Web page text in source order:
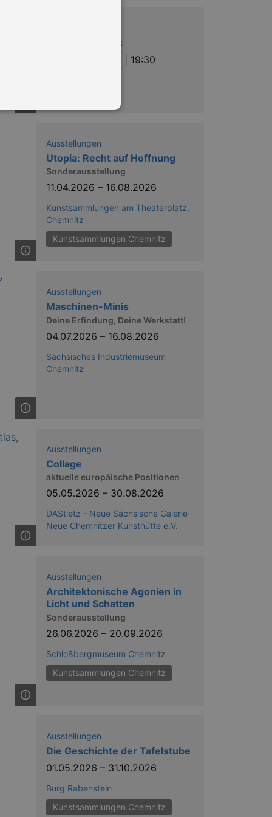
13. Abendmusik
06.08.2026 | 19:30
Ausstellungen
Utopia: Recht auf Hoffnung
Sonderausstellung
11.04.2026 – 16.08.2026
Kunstsammlungen am Theaterplatz,
Chemnitz
Kunstsammlungen Chemnitz
Ausstellungen
Maschinen-Minis
Deine Erfindung, Deine Werkstatt!
04.07.2026 – 16.08.2026
Sächsisches Industriemuseum
Chemnitz
Ausstellungen
Collage
aktuelle europäische Positionen
05.05.2026 – 30.08.2026
DAStietz - Neue Sächsische Galerie -
Neue Chemnitzer Kunsthütte e.V.
Ausstellungen
Architektonische Agonien in
Licht und Schatten
Sonderausstellung
26.06.2026 – 20.09.2026
Schloßbergmuseum Chemnitz
Kunstsammlungen Chemnitz
Ausstellungen
Die Geschichte der Tafelstube
01.05.2026 – 31.10.2026
Burg Rabenstein
Kunstsammlungen Chemnitz
Ihren account. Ohne diese
visitor cookie consent
to work properly.
Cross-Site Request Forgery
Cross-Site Request Forgery
a randomly
in each page request
and campaign data for the
Analytics. This
2017 no information is
update a unique value for
Analytics, according
after 10 minutes.
the end user uses the
the site uses and
cookies in each category
is not given. The cookie
visitors to the site will
no information that can